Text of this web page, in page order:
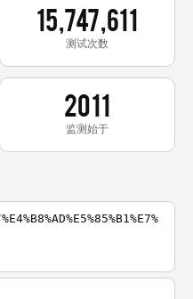
15,747,611
测试次数
2011
监测始于